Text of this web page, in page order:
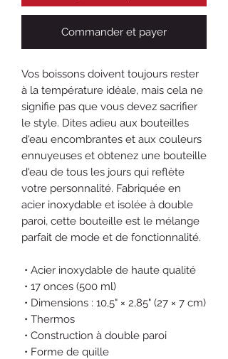
Commander et payer
Vos boissons doivent toujours rester
à la température idéale, mais cela ne
signifie pas que vous devez sacrifier
le style. Dites adieu aux bouteilles
d'eau encombrantes et aux couleurs
ennuyeuses et obtenez une bouteille
d'eau de tous les jours qui reflète
votre personnalité. Fabriquée en
acier inoxydable et isolée à double
paroi, cette bouteille est le mélange
parfait de mode et de fonctionnalité.
• Acier inoxydable de haute qualité
• 17 onces (500 ml)
• Dimensions : 10,5" × 2,85" (27 × 7 cm)
• Thermos
• Construction à double paroi
• Forme de quille